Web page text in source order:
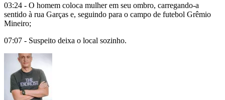
03:24 - O homem coloca mulher em seu ombro, carregando-a
sentido à rua Garças e, seguindo para o campo de futebol Grêmio
Mineiro;
07:07 - Suspeito deixa o local sozinho.